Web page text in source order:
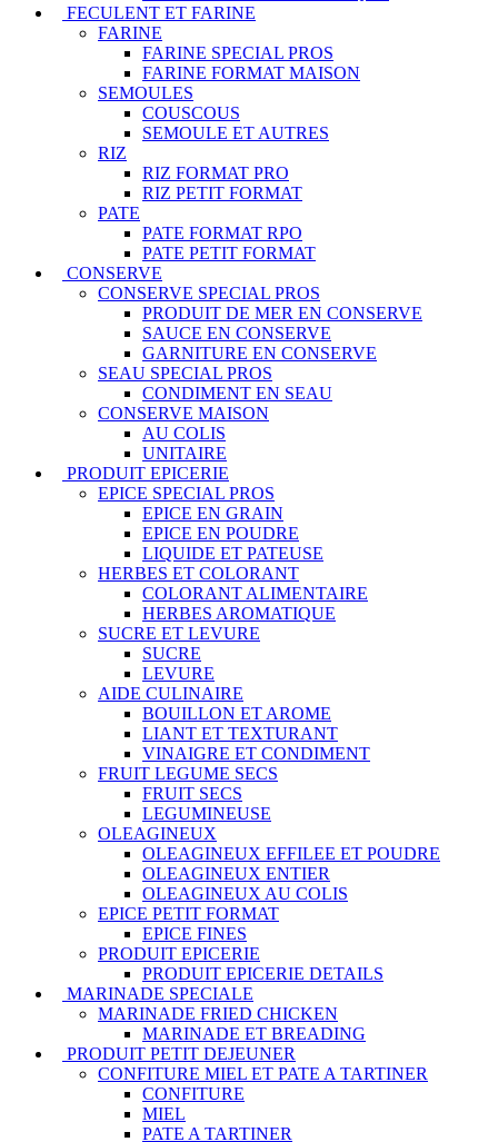
FECULENT ET FARINE
FARINE
FARINE SPECIAL PROS
FARINE FORMAT MAISON
SEMOULES
COUSCOUS
SEMOULE ET AUTRES
RIZ
RIZ FORMAT PRO
RIZ PETIT FORMAT
PATE
PATE FORMAT RPO
PATE PETIT FORMAT
CONSERVE
CONSERVE SPECIAL PROS
PRODUIT DE MER EN CONSERVE
SAUCE EN CONSERVE
GARNITURE EN CONSERVE
SEAU SPECIAL PROS
CONDIMENT EN SEAU
CONSERVE MAISON
AU COLIS
UNITAIRE
PRODUIT EPICERIE
EPICE SPECIAL PROS
EPICE EN GRAIN
EPICE EN POUDRE
LIQUIDE ET PATEUSE
HERBES ET COLORANT
COLORANT ALIMENTAIRE
HERBES AROMATIQUE
SUCRE ET LEVURE
SUCRE
LEVURE
AIDE CULINAIRE
BOUILLON ET AROME
LIANT ET TEXTURANT
VINAIGRE ET CONDIMENT
FRUIT LEGUME SECS
FRUIT SECS
LEGUMINEUSE
OLEAGINEUX
OLEAGINEUX EFFILEE ET POUDRE
OLEAGINEUX ENTIER
OLEAGINEUX AU COLIS
EPICE PETIT FORMAT
EPICE FINES
PRODUIT EPICERIE
PRODUIT EPICERIE DETAILS
MARINADE SPECIALE
MARINADE FRIED CHICKEN
MARINADE ET BREADING
PRODUIT PETIT DEJEUNER
CONFITURE MIEL ET PATE A TARTINER
CONFITURE
MIEL
PATE A TARTINER